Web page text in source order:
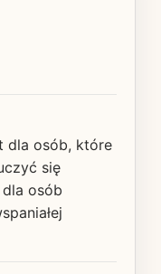
dla osób, które
się
osób